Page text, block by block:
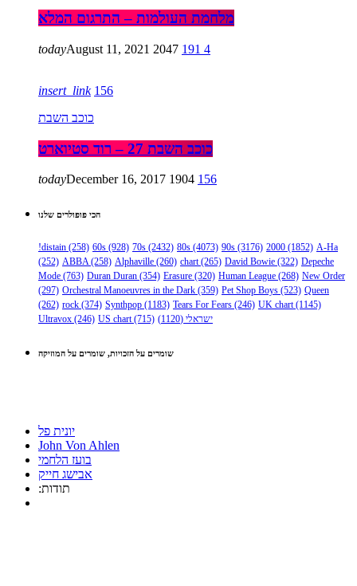
מלחמת העולמות – התרגום המלא
todayAugust 11, 2021 2047 191 4
insert_link 156
כוכב השבת
כוכב השבת 27 – רוד סטיוארט
todayDecember 16, 2017 1904 156
הכי פופולרים שלנו
!distain (258) 60s (928) 70s (2432) 80s (4073) 90s (3176) 2000 (1852) A-Ha
(252) ABBA(258) Alphaville (260) chart(265) David Bowie (322) Depeche
Mode (763) Duran Duran (354) Erasure (320) Human League (268) New Order
(297) Orchestral Manoeuvres in the Dark (359) Pet Shop Boys (523) Queen
(262) rock (374) Synthpop (1183) Tears For Fears (246) UK chart(1145)
Ultravox (246) US chart(715) ישראלי (1120)
שומרים על הזכויות, שומרים על המוזיקה
יונית פל
John Von Ahlen
בועז הלחמי
אבישג חייק
:תודות